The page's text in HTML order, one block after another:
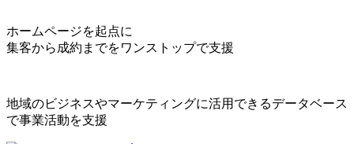
ホームページを起点に
集客から成約までをワンストップで支援
地域のビジネスやマーケティングに活用できるデータベース
で事業活動を支援